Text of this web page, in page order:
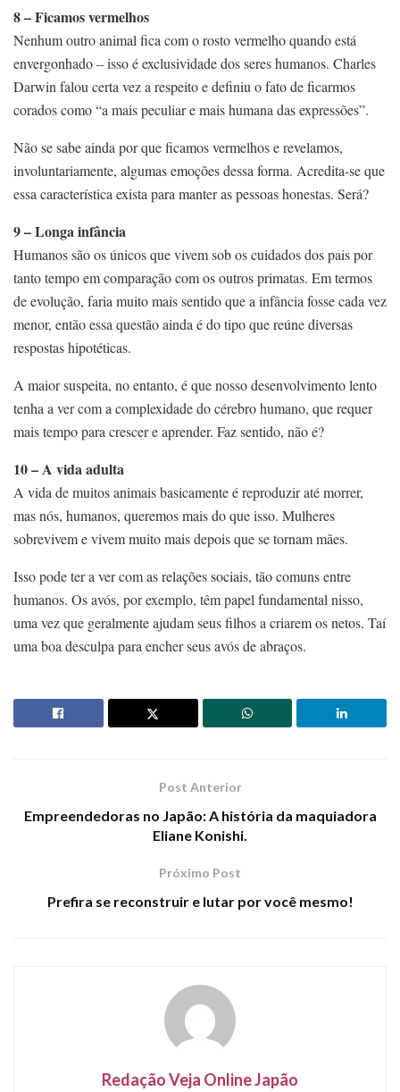
8 – Ficamos vermelhos
Nenhum outro animal fica com o rosto vermelho quando está
envergonhado – isso é exclusividade dos seres humanos. Charles
Darwin falou certa vez a respeito e definiu o fato de ficarmos
corados como “a mais peculiar e mais humana das expressões”.
Não se sabe ainda por que ficamos vermelhos e revelamos,
involuntariamente, algumas emoções dessa forma. Acredita-se que
essa característica exista para manter as pessoas honestas. Será?
9 – Longa infância
Humanos são os únicos que vivem sob os cuidados dos pais por
tanto tempo em comparação com os outros primatas. Em termos
de evolução, faria muito mais sentido que a infância fosse cada vez
menor, então essa questão ainda é do tipo que reúne diversas
respostas hipotéticas.
A maior suspeita, no entanto, é que nosso desenvolvimento lento
tenha a ver com a complexidade do cérebro humano, que requer
mais tempo para crescer e aprender. Faz sentido, não é?
10 – A vida adulta
A vida de muitos animais basicamente é reproduzir até morrer,
mas nós, humanos, queremos mais do que isso. Mulheres
sobrevivem e vivem muito mais depois que se tornam mães.
Isso pode ter a ver com as relações sociais, tão comuns entre
humanos. Os avós, por exemplo, têm papel fundamental nisso,
uma vez que geralmente ajudam seus filhos a criarem os netos. Taí
uma boa desculpa para encher seus avós de abraços.
Post Anterior
Empreendedoras no Japão: A história da maquiadora
Eliane Konishi.
Próximo Post
Prefira se reconstruir e lutar por você mesmo!
Redação Veja Online Japão